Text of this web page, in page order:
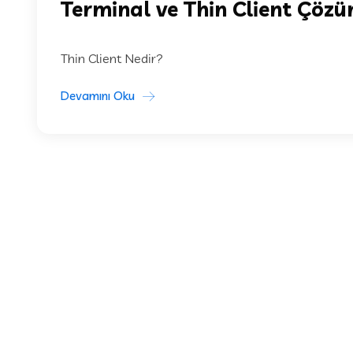
Terminal ve Thin Client
Thin Client Nedir?
Devamını Oku